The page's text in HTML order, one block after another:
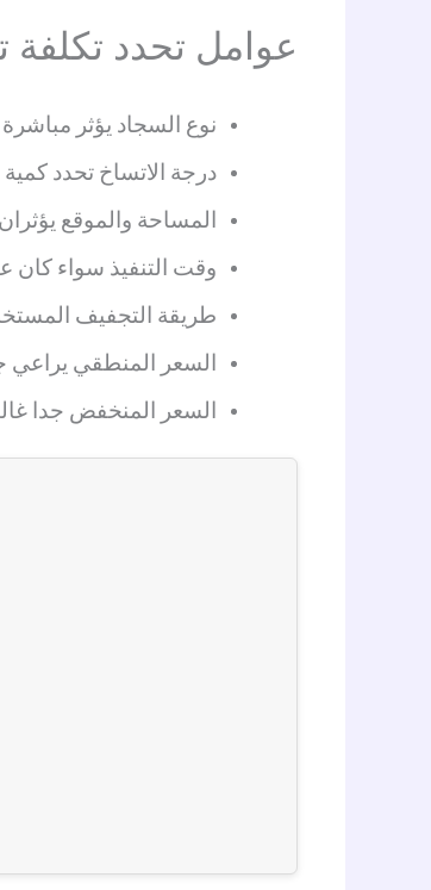
عوامل تحدد تكلفة
نوع السجاد يؤثر
درجة الاتساخ تحدد
المساحة والموقع
وقت التنفيذ سواء كان
طريقة التجفيف
السعر المنطقي يراعي
السعر المنخفض جدا